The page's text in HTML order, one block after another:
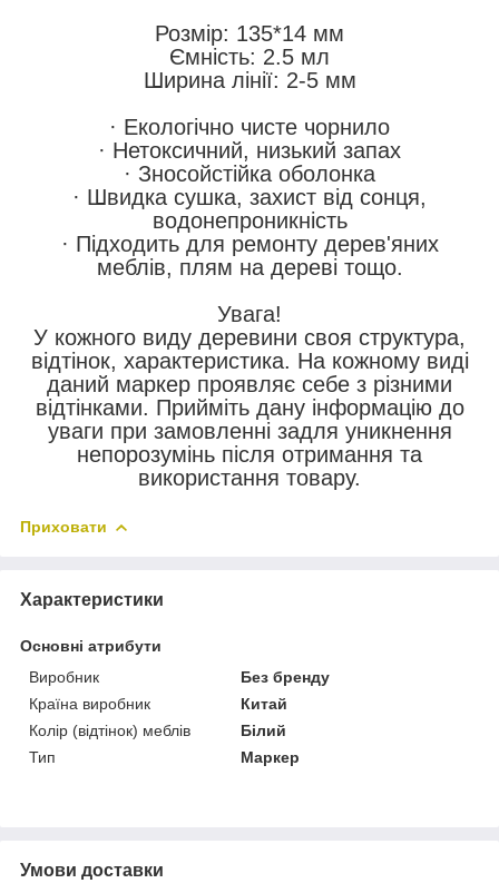
Розмір: 135*14 мм
Ємність: 2.5 мл
Ширина лінії: 2-5 мм
· Екологічно чисте чорнило
· Нетоксичний, низький запах
· Зносойстійка оболонка
· Швидка сушка, захист від сонця,
водонепроникність
· Підходить для ремонту дерев'яних
меблів, плям на дереві тощо.
Увага!
У кожного виду деревини своя структура,
відтінок, характеристика. На кожному виді
даний маркер проявляє себе з різними
відтінками. Прийміть дану інформацію до
уваги при замовленні задля уникнення
непорозумінь після отримання та
використання товару.
Приховати
Характеристики
Основні атрибути
Виробник
Без бренду
Країна виробник
Китай
Колір (відтінок) меблів
Білий
Тип
Маркер
Умови доставки